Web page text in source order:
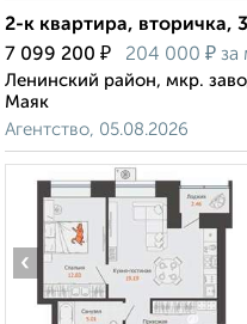
2-к квартира, вторичка,
7 099 200 ₽ 204 000 ₽ за
Ленинский район, мкр.
Маяк
Агентство, 05.08.2026
‹